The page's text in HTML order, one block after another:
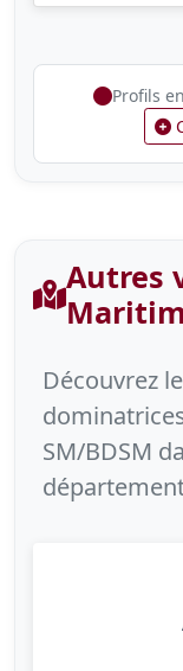
Profils
Autres
Découvrez
SM/BDSM